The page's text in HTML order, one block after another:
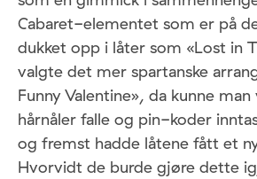
Cabaret-elementet som er på
dukket opp i låter som «Lost in
valgte det mer spartanske
Funny Valentine», da kunne
hårnåler falle og pin-koder
og fremst hadde låtene fått et
Hvorvidt de burde gjøre dette